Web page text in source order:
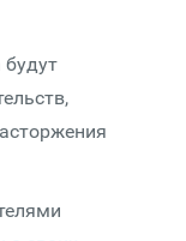
будут